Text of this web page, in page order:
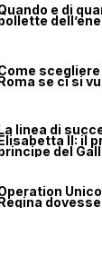
e di
se ci si
linea di
II: il
del